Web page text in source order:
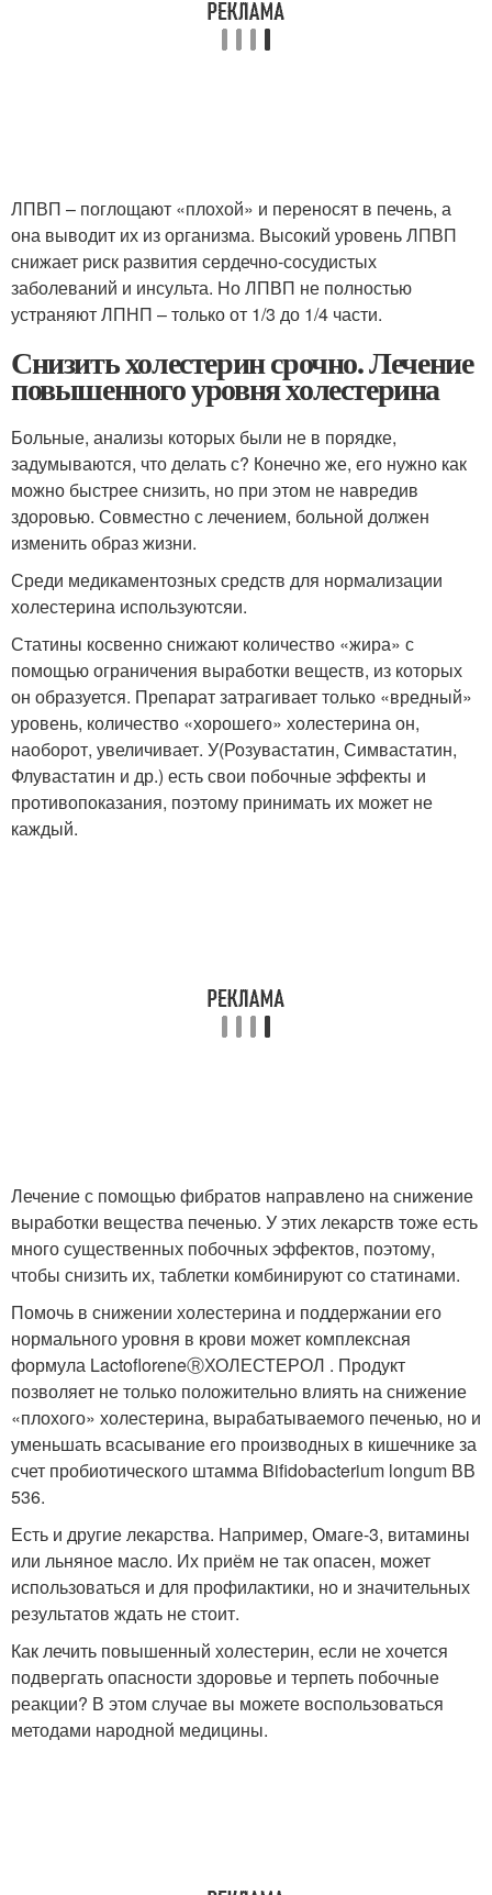
ЛПВП – поглощают «плохой» и переносят в печень, а
она выводит их из организма. Высокий уровень ЛПВП
снижает риск развития сердечно-сосудистых
заболеваний и инсульта. Но ЛПВП не полностью
устраняют ЛПНП – только от 1/3 до 1/4 части.
Снизить холестерин срочно. Лечение
повышенного уровня холестерина
Больные, анализы которых были не в порядке,
задумываются, что делать с? Конечно же, его нужно как
можно быстрее снизить, но при этом не навредив
здоровью. Совместно с лечением, больной должен
изменить образ жизни.
Среди медикаментозных средств для нормализации
холестерина используютсяи.
Статины косвенно снижают количество «жира» с
помощью ограничения выработки веществ, из которых
он образуется. Препарат затрагивает только «вредный»
уровень, количество «хорошего» холестерина он,
наоборот, увеличивает. У(Розувастатин, Симвастатин,
Флувастатин и др.) есть свои побочные эффекты и
противопоказания, поэтому принимать их может не
каждый.
Лечение с помощью фибратов направлено на снижение
выработки вещества печенью. У этих лекарств тоже есть
много существенных побочных эффектов, поэтому,
чтобы снизить их, таблетки комбинируют со статинами.
Помочь в снижении холестерина и поддержании его
нормального уровня в крови может комплексная
формула LactofloreneⓇХОЛЕСТЕРОЛ . Продукт
позволяет не только положительно влиять на снижение
«плохого» холестерина, вырабатываемого печенью, но и
уменьшать всасывание его производных в кишечнике за
счет пробиотического штамма Bifidobacterium longum ВВ
536.
Есть и другие лекарства. Например, Омаге-3, витамины
или льняное масло. Их приём не так опасен, может
использоваться и для профилактики, но и значительных
результатов ждать не стоит.
Как лечить повышенный холестерин, если не хочется
подвергать опасности здоровье и терпеть побочные
реакции? В этом случае вы можете воспользоваться
методами народной медицины.